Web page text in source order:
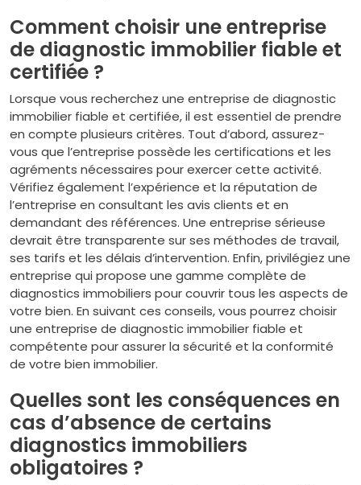
Comment choisir une entreprise
de diagnostic immobilier fiable et
certifiée ?
Lorsque vous recherchez une entreprise de diagnostic
immobilier fiable et certifiée, il est essentiel de prendre
en compte plusieurs critères. Tout d’abord, assurez-
vous que l’entreprise possède les certifications et les
agréments nécessaires pour exercer cette activité.
Vérifiez également l’expérience et la réputation de
l’entreprise en consultant les avis clients et en
demandant des références. Une entreprise sérieuse
devrait être transparente sur ses méthodes de travail,
ses tarifs et les délais d’intervention. Enfin, privilégiez une
entreprise qui propose une gamme complète de
diagnostics immobiliers pour couvrir tous les aspects de
votre bien. En suivant ces conseils, vous pourrez choisir
une entreprise de diagnostic immobilier fiable et
compétente pour assurer la sécurité et la conformité
de votre bien immobilier.
Quelles sont les conséquences en
cas d’absence de certains
diagnostics immobiliers
obligatoires ?